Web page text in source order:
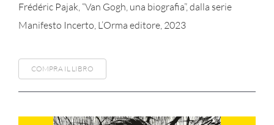
Frédéric Pajak, “Van Gogh, una biografia”, dalla serie
Manifesto Incerto, L’Orma editore, 2023
COMPRA IL LIBRO